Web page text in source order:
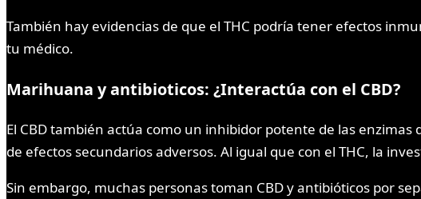
También hay evidencias de que el THC podría tener efectos
tu médico.
Marihuana y antibioticos: ¿Interactúa con el CBD?
El CBD también actúa como un inhibidor potente de las
de efectos secundarios adversos. Al igual que con el THC, la
Sin embargo, muchas personas toman CBD y antibióticos por